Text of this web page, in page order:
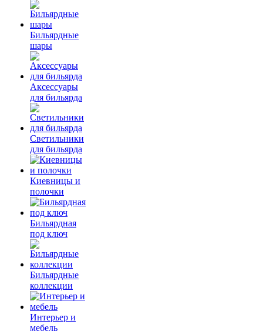
Бильярдные
шары
Аксессуары
для бильярда
Светильники
для бильярда
Киевницы и
полочки
Бильярдная
под ключ
Бильярдные
коллекции
Интерьер и
мебель